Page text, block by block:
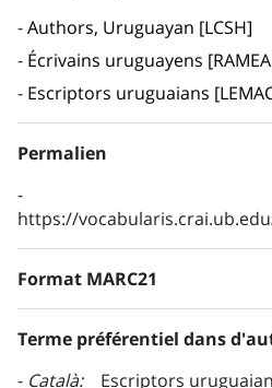
Authors, Uruguayan [LCSH]
Écrivains uruguayens
Escriptors uruguaians
Permalien
https://
Format MARC21
Terme préférentiel dans
Català
Escriptors